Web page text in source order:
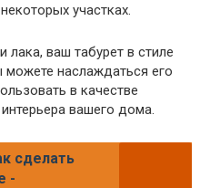
участках.
ваш табурет в стиле
можете наслаждаться его
в качестве
вашего дома.
сделать
-